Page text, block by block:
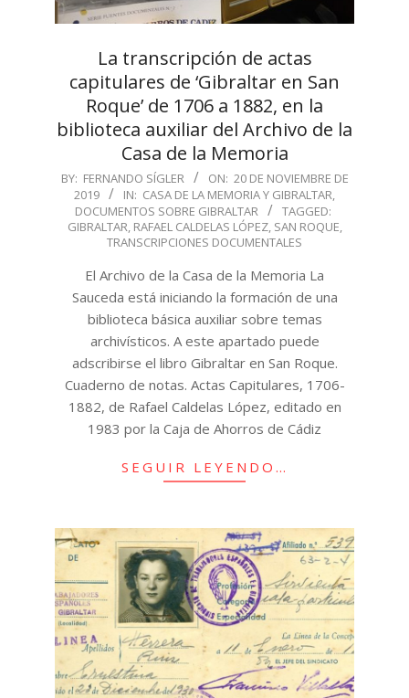
La transcripción de actas
capitulares de ‘Gibraltar en San
Roque’ de 1706 a 1882, en la
biblioteca auxiliar del Archivo de la
Casa de la Memoria
2019-
11-
20
BY: FERNANDO SÍGLER ON: 20 DE NOVIEMBRE DE
2019
IN: CASA DE LA MEMORIA Y GIBRALTAR,
DOCUMENTOS SOBRE GIBRALTAR
TAGGED:
GIBRALTAR, RAFAEL CALDELAS LÓPEZ, SAN ROQUE,
TRANSCRIPCIONES DOCUMENTALES
El Archivo de la Casa de la Memoria La
Sauceda está iniciando la formación de una
biblioteca básica auxiliar sobre temas
archivísticos. A este apartado puede
adscribirse el libro Gibraltar en San Roque.
Cuaderno de notas. Actas Capitulares, 1706-
1882, de Rafael Caldelas López, editado en
1983 por la Caja de Ahorros de Cádiz
SEGUIR LEYENDO…